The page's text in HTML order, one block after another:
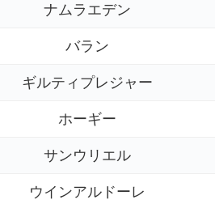
ナムラエデン
バラン
ギルティプレジャー
ホーギー
サンウリエル
ウインアルドーレ